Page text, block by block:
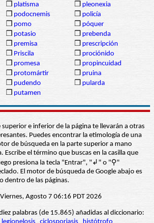
❒ platisma ❒ pleonexia
❒ podocnemis ❒ policía
❒ pomo ❒ póquer
❒ potasio ❒ prebenda
❒ premisa ❒ prescripción
❒ Priscila ❒ prociónido
❒ promesa ❒ propincuidad
❒ protomártir ❒ pruina
❒ pudendo ❒ pularda
❒ putamen
superior e inferior de la página te llevarán a otras
Puedes encontrar la etimología de una
de búsqueda en la parte superior a mano
Escribe el término que buscas en la casilla que
presiona la tecla "Entrar", "↲" o "⚲"
El motor de búsqueda de Google abajo es
dentro de las páginas.
Agosto 7 06:16 PDT 2026
palabras (de 15.865) añadidas al diccionario: